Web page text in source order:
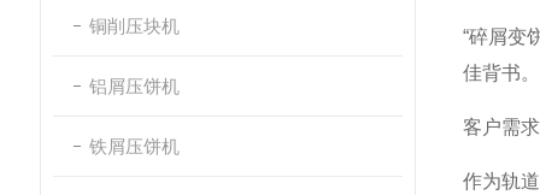
铜削压块机
铝屑压饼机
铁屑压饼机
“碎屑变
佳背书。
客户需
作为轨